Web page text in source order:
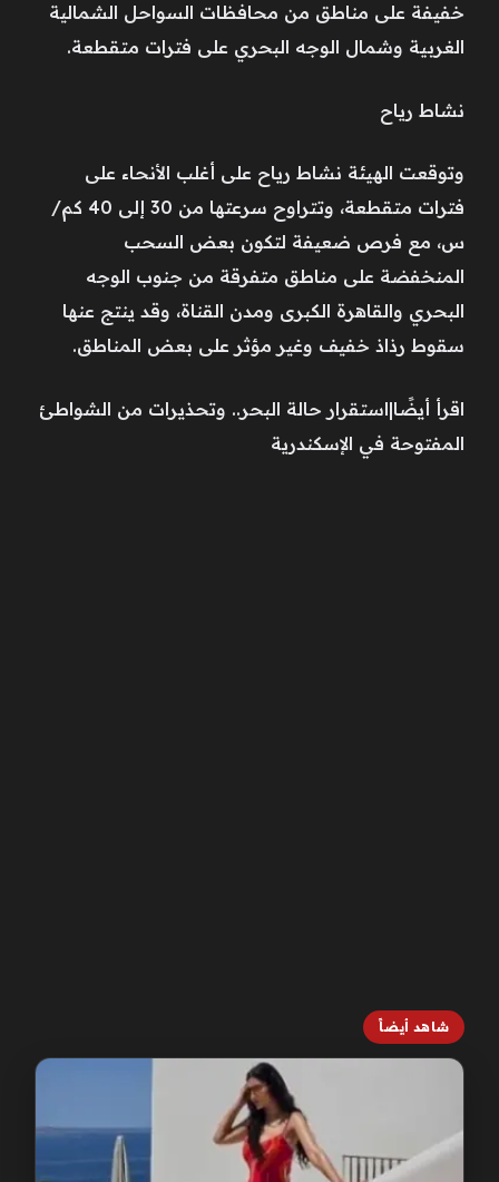
خفيفة على مناطق من محافظات السواحل الشمالية
الغربية وشمال الوجه البحري على فترات متقطعة.
نشاط رياح
وتوقعت الهيئة نشاط رياح على أغلب الأنحاء على
فترات متقطعة، وتتراوح سرعتها من 30 إلى 40 كم/
س، مع فرص ضعيفة لتكون بعض السحب
المنخفضة على مناطق متفرقة من جنوب الوجه
البحري والقاهرة الكبرى ومدن القناة، وقد ينتج عنها
سقوط رذاذ خفيف وغير مؤثر على بعض المناطق.
اقرأ أيضًا|استقرار حالة البحر.. وتحذيرات من الشواطئ
المفتوحة في الإسكندرية
شاهد أيضاً